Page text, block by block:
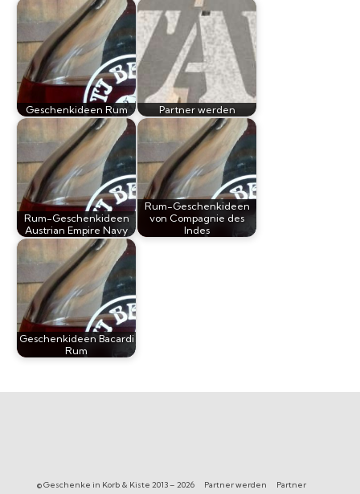
Geschenkideen Rum Partner werden
Rum-Geschenkideen
Austrian Empire Navy
Rum-Geschenkideen
von Compagnie des
Indes
Geschenkideen Bacardi
Rum
© Geschenke in Korb & Kiste 2013 – 2026 Partner werden Partner